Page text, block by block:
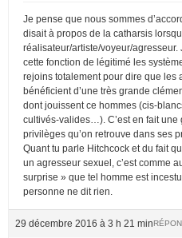
Je pense que nous sommes
disait à propos de la catharsis
réalisateur/artiste/voyeur/agresseur.
cette fonction de légitimé les
rejoins totalement pour dire que les
bénéficient d’une très grande
dont jouissent ce hommes (cis-
cultivés-valides…). C’est en fait
privilèges qu’on retrouve dans ses
Quant tu parle Hitchcock et du fait
un agresseur sexuel, c’est comme
surprise » que tel homme est
personne ne dit rien.
29 décembre 2016 à 3 h 21 min